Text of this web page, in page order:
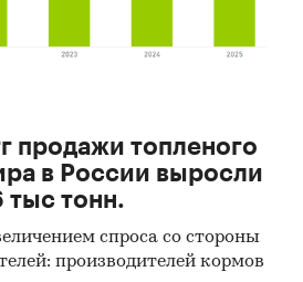
Китай (более 90%).
ВЭД с объемами
российских импортеров
российских экспортеров и
продажи топленого
в России выросли
тыс тонн.
спроса со стороны
производителей кормов